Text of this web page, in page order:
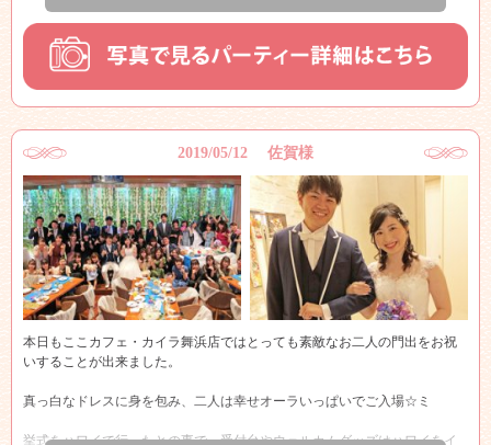
会場内では、新郎新婦様と写真を撮られたりなどのお時間を過ごされてい
ました～♪
ハート～♪
途中、店内の曲が変わり、パーティー会場のゲスト様がどんどん踊りだす
という
フラッシュモブをサプライズなされました。
ても驚かれており
サプライズは成功でした☆
感動しました～！！
最後も笑顔での退場で、私たちもとても幸せな気持ちになりました☆
末永い幸せをカフェ・カイラ舞浜店プルメリアウェディングスタッフ一同
2019/05/12 佐賀様
本日もここカフェ・カイラ舞浜店ではとっても素敵なお二人の門出をお祝
いすることが出来ました。
真っ白なドレスに身を包み、二人は幸せオーラいっぱいでご入場☆ミ
挙式をハワイで行ったとの事で、受付台やウェルカムグッズはハワイをイ